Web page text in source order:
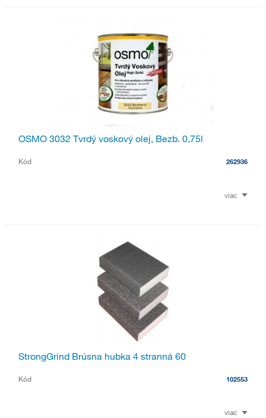
OSMO 3032 Tvrdý voskový olej, Bezb. 0,75l
Kód 262936
viac
StrongGrind Brúsna hubka 4 stranná 60
Kód 102553
viac